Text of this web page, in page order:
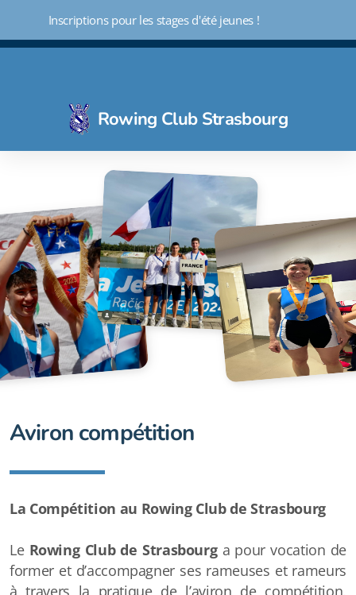
Inscriptions pour les stages d'été jeunes !
Rowing Club Strasbourg
Aviron compétition
La Compétition au Rowing Club de Strasbourg
Le Rowing Club de Strasbourga pour vocation de
former et d’accompagner ses rameuses et rameurs
Aviron Indoor - Avifit
Aviron compétiteur
Ecole d'aviron
Aviron santé
Galeries photos
Nos infrastructures
Capsules techniques - FFAviron